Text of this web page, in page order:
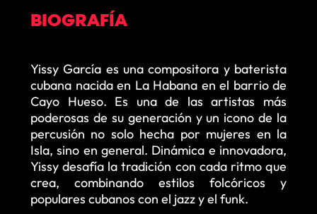
BIOGRAFÍA
Yissy García es una compositora y baterista
cubana nacida en La Habana en el barrio de
Cayo Hueso. Es una de las artistas más
poderosas de su generación y un icono de la
percusión no solo hecha por mujeres en la
Isla, sino en general. Dinámica e innovadora,
Yissy desafía la tradición con cada ritmo que
crea, combinando estilos folcóricos y
populares cubanos con el jazz y el funk.